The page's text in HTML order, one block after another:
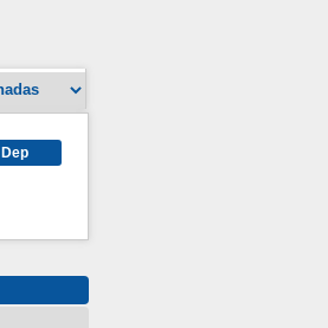
Dep